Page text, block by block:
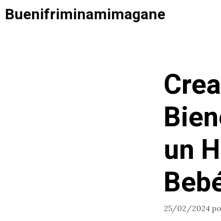
Saltar
alBuenifriminamimagane
un
25/02/2024